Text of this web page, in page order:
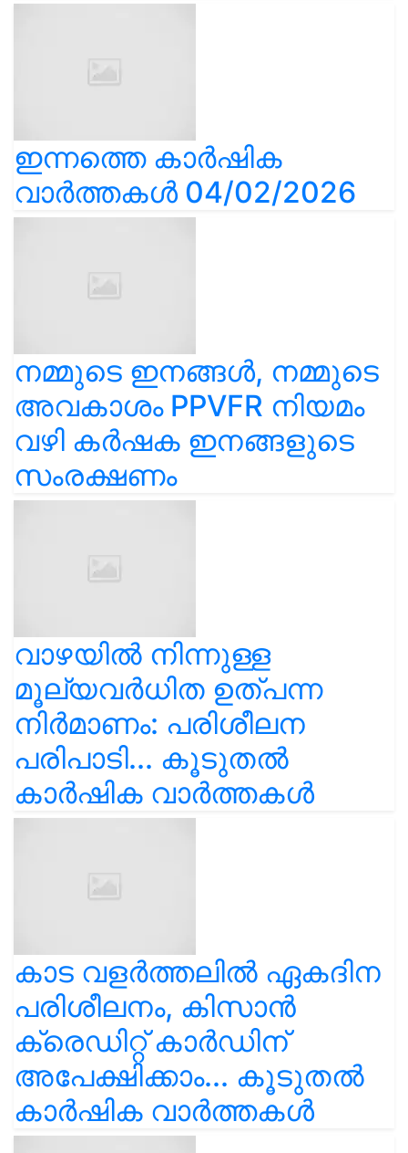
ഇന്നത്തെ കാർഷിക
വാർത്തകൾ 04/02/2026
നമ്മുടെ ഇനങ്ങൾ, നമ്മുടെ
അവകാശം PPVFR നിയമം
വഴി കർഷക ഇനങ്ങളുടെ
സംരക്ഷണം
വാഴയിൽ നിന്നുള്ള
മൂല്യവർധിത ഉത്പന്ന
നിർമാണം: പരിശീലന
പരിപാടി... കൂടുതൽ
കാർഷിക വാർത്തകൾ
കാട വളര്‍ത്തലിൽ ഏകദിന
പരിശീലനം, കിസാൻ
ക്രെഡിറ്റ് കാർഡിന്
അപേക്ഷിക്കാം... കൂടുതൽ
കാർഷിക വാർത്തകൾ